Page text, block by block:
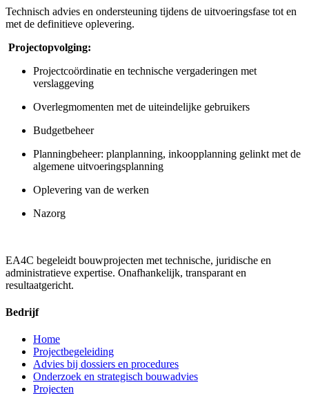
Technisch advies en ondersteuning tijdens de uitvoeringsfase tot en
met de definitieve oplevering.
Projectopvolging:
Projectcoördinatie en technische vergaderingen met
verslaggeving
Overlegmomenten met de uiteindelijke gebruikers
Budgetbeheer
Planningbeheer: planplanning, inkoopplanning gelinkt met de
algemene uitvoeringsplanning
Oplevering van de werken
Nazorg
EA4C begeleidt bouwprojecten met technische, juridische en
administratieve expertise. Onafhankelijk, transparant en
resultaatgericht.
Bedrijf
Home
Projectbegeleiding
Advies bij dossiers en procedures
Onderzoek en strategisch bouwadvies
Projecten